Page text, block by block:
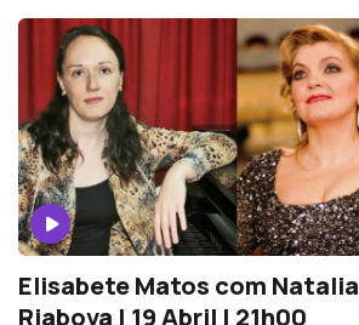
Elisabete Matos com Natalia
Riabova | 19 Abril | 21h00